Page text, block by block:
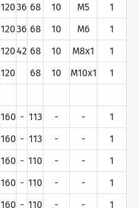
12036 68 10 M5
1
12036 68 10 M6
1
12042 68 10 M8x1
1
120 68 10 M10x1 1
160 - 113 - -
1
160 - 113 - -
1
160 - 110 - -
1
160 - 110 - -
1
160 - 110 - - 1